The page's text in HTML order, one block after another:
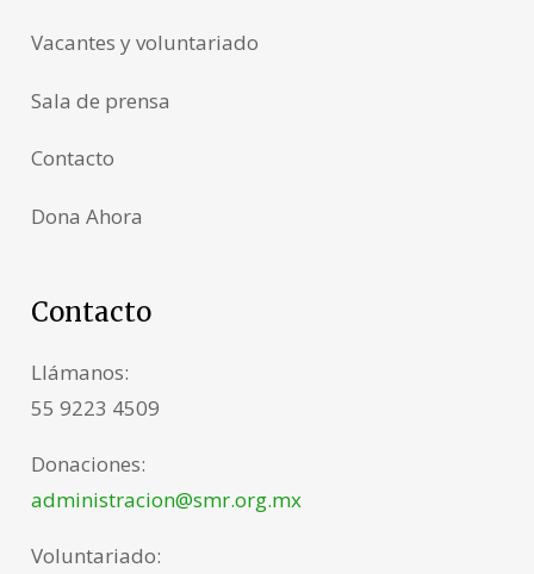
Vacantes y voluntariado
Sala de prensa
Contacto
Dona Ahora
Contacto
Llámanos:
55 9223 4509
Donaciones:
administracion@smr.org.mx
Voluntariado: